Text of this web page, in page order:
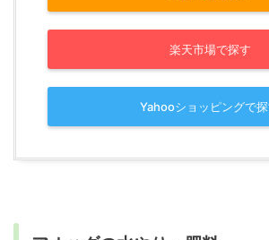
楽天市場で探す
Yahooショッピングで